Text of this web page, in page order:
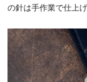
の針は手作業で仕上